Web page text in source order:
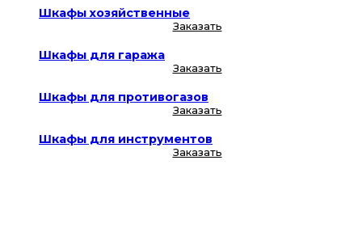
Шкафы хозяйственные
Заказать
Шкафы для гаража
Заказать
Шкафы для противогазов
Заказать
Шкафы для инструментов
Заказать